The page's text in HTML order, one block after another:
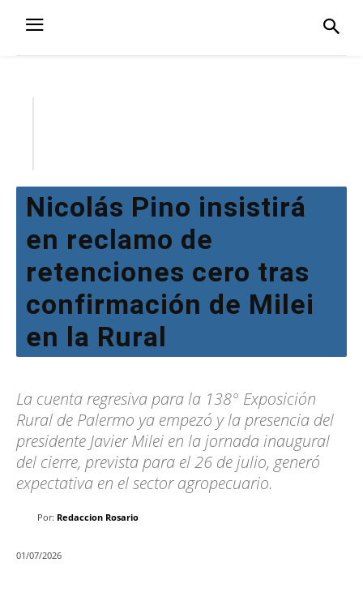
Nicolás Pino insistirá
en reclamo de
retenciones cero tras
confirmación de Milei
en la Rural
La cuenta regresiva para la 138° Exposición
Rural de Palermo ya empezó y la presencia del
presidente Javier Milei en la jornada inaugural
del cierre, prevista para el 26 de julio, generó
expectativa en el sector agropecuario.
Por: Redaccion Rosario
01/07/2026